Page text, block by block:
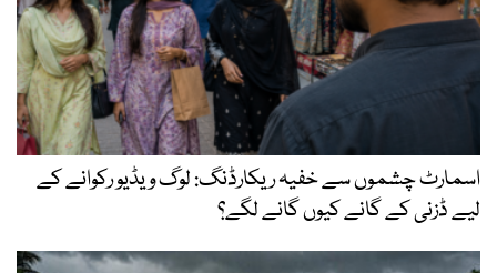
اسمارٹ چشموں سے خفیہ ریکارڈنگ: لوگ ویڈیو رکوانے کے
لیے ڈزنی کے گانے کیوں گانے لگے؟